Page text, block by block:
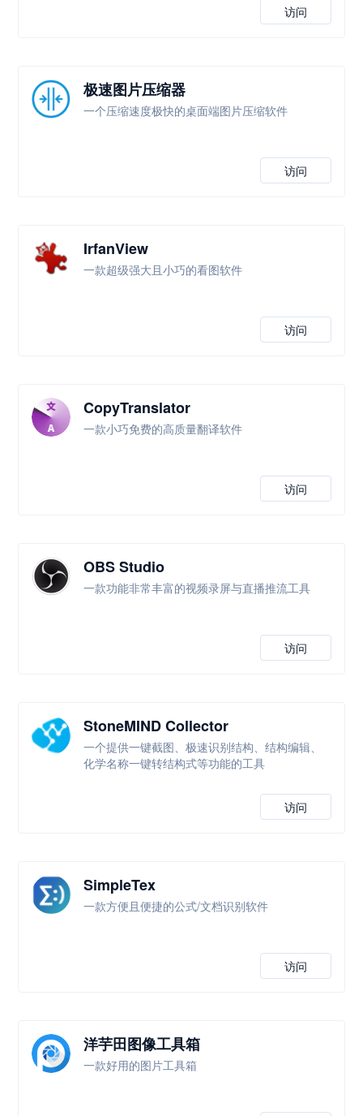
访问
极速图片压缩器
一个压缩速度极快的桌面端图片压缩软件
访问
IrfanView
一款超级强大且小巧的看图软件
访问
CopyTranslator
一款小巧免费的高质量翻译软件
访问
OBS Studio
一款功能非常丰富的视频录屏与直播推流工具
访问
StoneMIND Collector
一个提供一键截图、极速识别结构、结构编辑、
化学名称一键转结构式等功能的工具
访问
SimpleTex
一款方便且便捷的公式/文档识别软件
访问
洋芋田图像工具箱
一款好用的图片工具箱